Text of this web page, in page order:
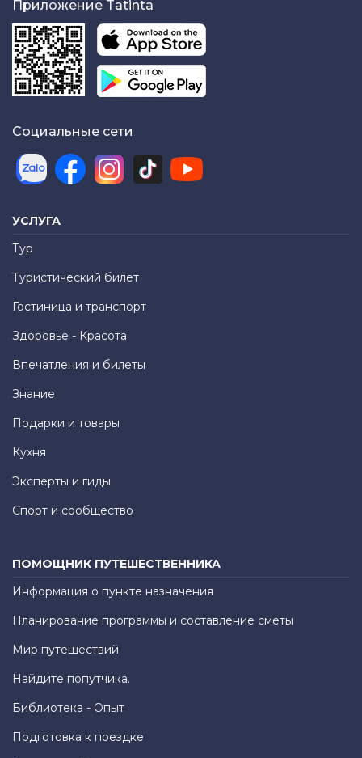
Приложение Tatinta
Социальные сети
УСЛУГА
Тур
Туристический билет
Гостиница и транспорт
Здоровье - Красота
Впечатления и билеты
Знание
Подарки и товары
Кухня
Эксперты и гиды
Спорт и сообщество
ПОМОЩНИК ПУТЕШЕСТВЕННИКА
Информация о пункте назначения
Планирование программы и составление сметы
Мир путешествий
Найдите попутчика.
Библиотека - Опыт
Подготовка к поездке